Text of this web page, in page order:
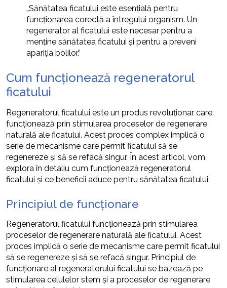
„Sănătatea ficatului este esențială pentru
funcționarea corectă a întregului organism. Un
regenerator al ficatului este necesar pentru a
menține sănătatea ficatului și pentru a preveni
apariția bolilor.”
Cum funcționează regeneratorul
ficatului
Regeneratorul ficatului este un produs revoluționar care
funcționează prin stimularea proceselor de regenerare
naturală ale ficatului. Acest proces complex implică o
serie de mecanisme care permit ficatului să se
regenereze și să se refacă singur. În acest articol, vom
explora în detaliu cum funcționează regeneratorul
ficatului și ce beneficii aduce pentru sănătatea ficatului.
Principiul de funcționare
Regeneratorul ficatului funcționează prin stimularea
proceselor de regenerare naturală ale ficatului. Acest
proces implică o serie de mecanisme care permit ficatului
să se regenereze și să se refacă singur. Principiul de
funcționare al regeneratorului ficatului se bazează pe
stimularea celulelor stem și a proceselor de regenerare